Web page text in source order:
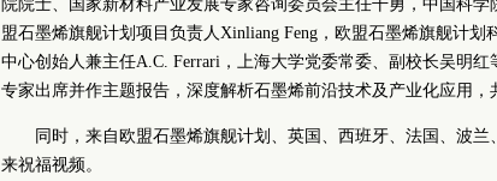
院院士、国家新材料产业发展专家咨询委员会主任干勇，中国科
盟石墨烯旗舰计划项目负责人Xinliang Feng，欧盟石墨烯旗舰计
中心创始人兼主任A.C. Ferrari，上海大学党委常委、副校长吴明红
专家出席并作主题报告，深度解析石墨烯前沿技术及产业化应用，
同时，来自欧盟石墨烯旗舰计划、英国、西班牙、法国、波
来祝福视频。